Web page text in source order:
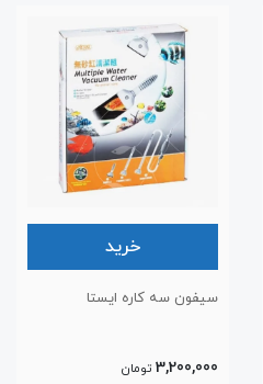
خرید
سیفون سه کاره ایستا
3,200,000 تومان